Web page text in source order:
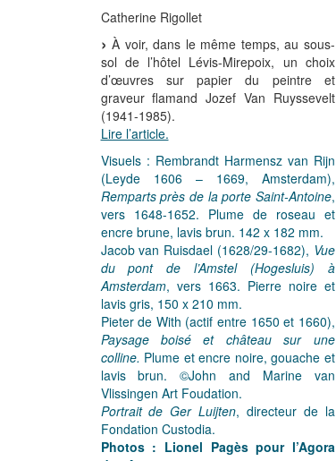
Catherine Rigollet
À voir, dans le même temps, au sous-
sol de l’hôtel Lévis-Mirepoix, un choix
d’œuvres sur papier du peintre et
graveur flamand Jozef Van Ruyssevelt
(1941-1985).
Lire l’article.
Visuels : Rembrandt Harmensz van Rijn
(Leyde 1606 – 1669, Amsterdam),
Remparts près de la porte Saint-Antoine,
vers 1648-1652. Plume de roseau et
encre brune, lavis brun. 142 x 182 mm.
Jacob van Ruisdael (1628/29-1682), Vue
du pont de l’Amstel (Hogesluis) à
Amsterdam, vers 1663. Pierre noire et
lavis gris, 150 x 210 mm.
Pieter de With (actif entre 1650 et 1660),
Paysage boisé et château sur une
colline. Plume et encre noire, gouache et
lavis brun. ©John and Marine van
Vlissingen Art Foudation.
Portrait de Ger Luijten, directeur de la
Fondation Custodia.
Photos : Lionel Pagès pour l’Agora